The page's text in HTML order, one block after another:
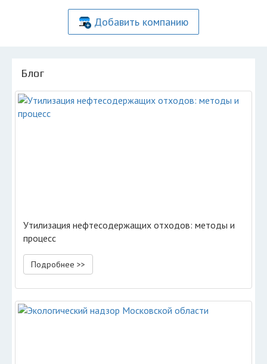
Добавить компанию
Блог
Утилизация нефтесодержащих отходов: методы и
процесс
Подробнее >>